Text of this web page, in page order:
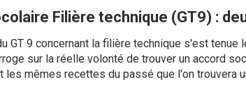
Filière technique (GT9) :
GT 9 concernant la filière technique s'est
sur la réelle volonté de trouver un accord
les mêmes recettes du passé que l'on trouvera